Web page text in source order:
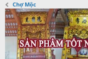
Chợ Mộc